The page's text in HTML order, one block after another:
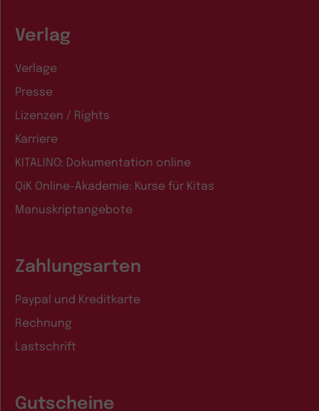
Verlag
Verlage
Presse
Lizenzen / Rights
Karriere
KITALINO: Dokumentation online
QiK Online-Akademie: Kurse für Kitas
Manuskriptangebote
Zahlungsarten
Paypal und Kreditkarte
Rechnung
Lastschrift
Gutscheine